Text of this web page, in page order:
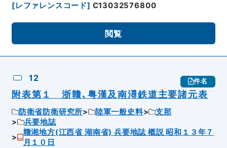
[レファレンスコード] C13032576800
閲覧
12 件名
附表第１ 浙贛､粤漢及南潯鉄道主要諸元表
防衛省防衛研究所 陸軍一般史料
支那
兵要地誌
贛湘地方(江西省 湖南省) 兵要地誌 概説 昭和１３年７
月１０日